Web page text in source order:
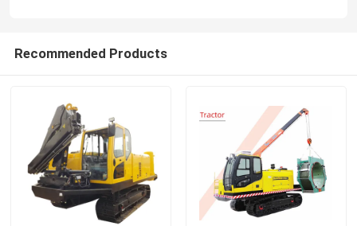
Recommended Products